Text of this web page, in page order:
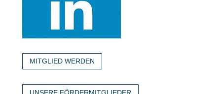
MITGLIED WERDEN
UNSERE FÖRDERMITGLIEDER